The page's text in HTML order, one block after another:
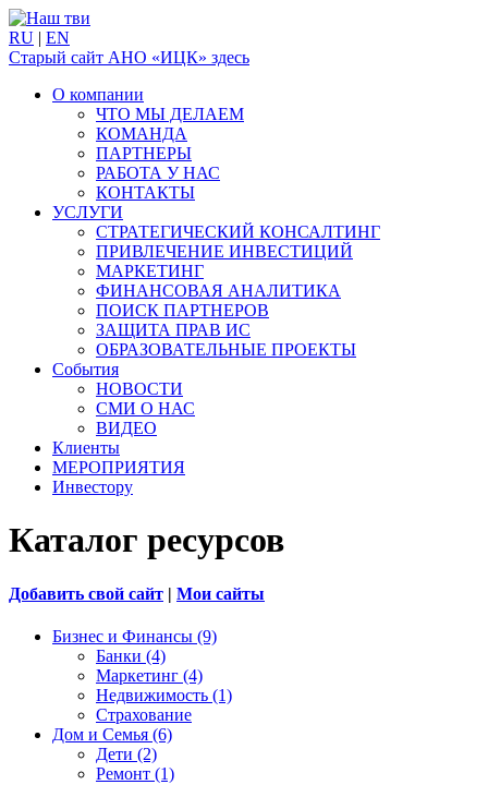
RU | EN
Старый сайт АНО «ИЦК» здесь
О компании
ЧТО МЫ ДЕЛАЕМ
КОМАНДА
ПАРТНЕРЫ
РАБОТА У НАС
КОНТАКТЫ
УСЛУГИ
СТРАТЕГИЧЕСКИЙ КОНСАЛТИНГ
ПРИВЛЕЧЕНИЕ ИНВЕСТИЦИЙ
МАРКЕТИНГ
ФИНАНСОВАЯ АНАЛИТИКА
ПОИСК ПАРТНЕРОВ
ЗАЩИТА ПРАВ ИС
ОБРАЗОВАТЕЛЬНЫЕ ПРОЕКТЫ
События
НОВОСТИ
СМИ О НАС
ВИДЕО
Клиенты
МЕРОПРИЯТИЯ
Инвестору
Каталог ресурсов
Добавить свой сайт | Мои сайты
Бизнес и Финансы (9)
Банки (4)
Маркетинг (4)
Недвижимость (1)
Страхование
Дом и Семья (6)
Дети (2)
Ремонт (1)